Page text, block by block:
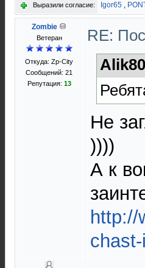
Выразили согласие: Igor65 ,
Zombie
Ветеран
Откуда: Zp-City
Сообщений: 21
Репутация: 13
RE:
Не
))))
А к
http://